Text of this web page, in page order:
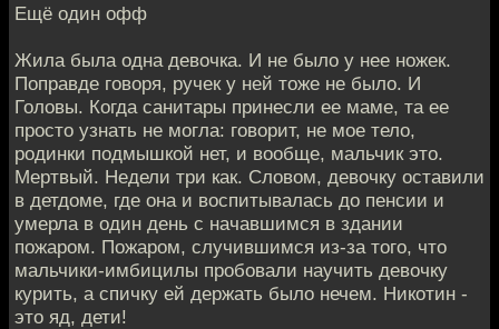
Ещё один офф
Жила была одна девочка. И не было у нее ножек.
Поправде говоря, ручек у ней тоже не было. И
Головы. Когда санитары принесли ее маме, та ее
просто узнать не могла: говорит, не мое тело,
родинки подмышкой нет, и вообще, мальчик это.
Мертвый. Недели три как. Словом, девочку оставили
в детдоме, где она и воспитывалась до пенсии и
умерла в один день с начавшимся в здании
пожаром. Пожаром, случившимся из-за того, что
мальчики-имбицилы пробовали научить девочку
курить, а спичку ей держать было нечем. Никотин -
это яд, дети!